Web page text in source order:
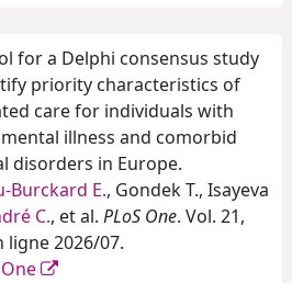
for a Delphi consensus study
priority characteristics of
care for individuals with
illness and comorbid
disorders in Europe.
Burckard E., Gondek T., Isayeva
C., et al. PLoS One. Vol. 21,
ligne 2026/07.